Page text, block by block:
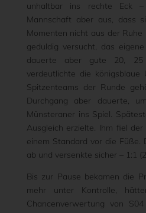
unhaltbar ins rechte Eck
Mannschaft aber aus, dass
Momenten nicht aus der
geduldig versucht, das
dauerte aber gute 20, 25
verdeutlichte die
Spitzenteams der Runde
Durchgang aber dauerte,
Münsteraner ins Spiel.
Ausgleich erzielte. Ihm fiel
einem Standard vor die Füße.
ab und versenkte sicher – 1:1
Bis zur Pause bekamen die
mehr unter Kontrolle,
Chancenverwertung von